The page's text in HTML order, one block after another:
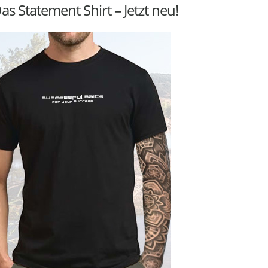
Statement Shirt – Jetzt neu!